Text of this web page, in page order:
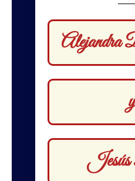
Alejandra
y
Jesús